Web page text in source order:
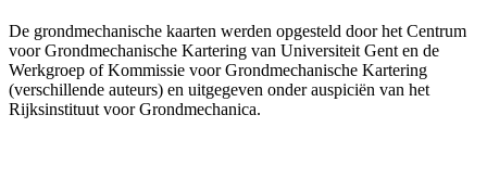
De grondmechanische kaarten werden opgesteld door het Centrum
voor Grondmechanische Kartering van Universiteit Gent en de
Werkgroep of Kommissie voor Grondmechanische Kartering
(verschillende auteurs) en uitgegeven onder auspiciën van het
Rijksinstituut voor Grondmechanica.